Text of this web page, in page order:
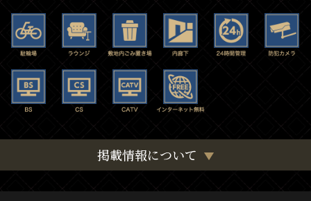
掲載情報について